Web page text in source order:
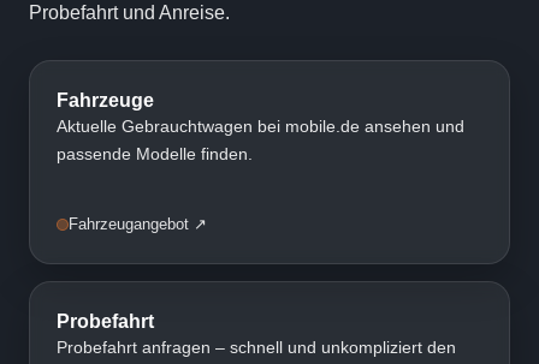
Probefahrt und Anreise.
Fahrzeuge
Aktuelle Gebrauchtwagen bei mobile.de ansehen und
passende Modelle finden.
Fahrzeugangebot ↗
Probefahrt
Probefahrt anfragen – schnell und unkompliziert den